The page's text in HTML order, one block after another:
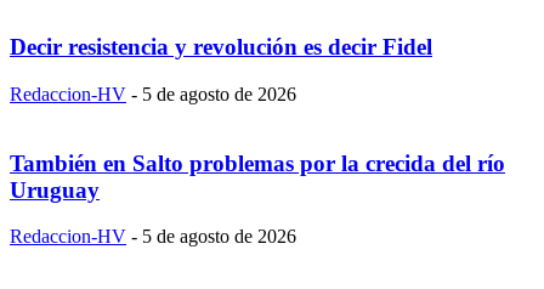
Decir resistencia y revolución es decir Fidel
Redaccion-HV - 5 de agosto de 2026
También en Salto problemas por la crecida del río
Uruguay
Redaccion-HV - 5 de agosto de 2026